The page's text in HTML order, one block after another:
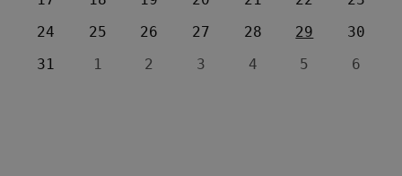
24
25 26 27 28 29
30
31
1 2 3 4 5 6